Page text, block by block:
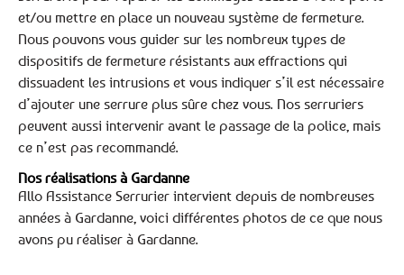
et/ou mettre en place un nouveau système de fermeture.
Nous pouvons vous guider sur les nombreux types de
dispositifs de fermeture résistants aux effractions qui
dissuadent les intrusions et vous indiquer s’il est nécessaire
d’ajouter une serrure plus sûre chez vous. Nos serruriers
peuvent aussi intervenir avant le passage de la police, mais
ce n’est pas recommandé.
Nos réalisations à Gardanne
Allo Assistance Serrurier intervient depuis de nombreuses
années à Gardanne, voici différentes photos de ce que nous
avons pu réaliser à Gardanne.